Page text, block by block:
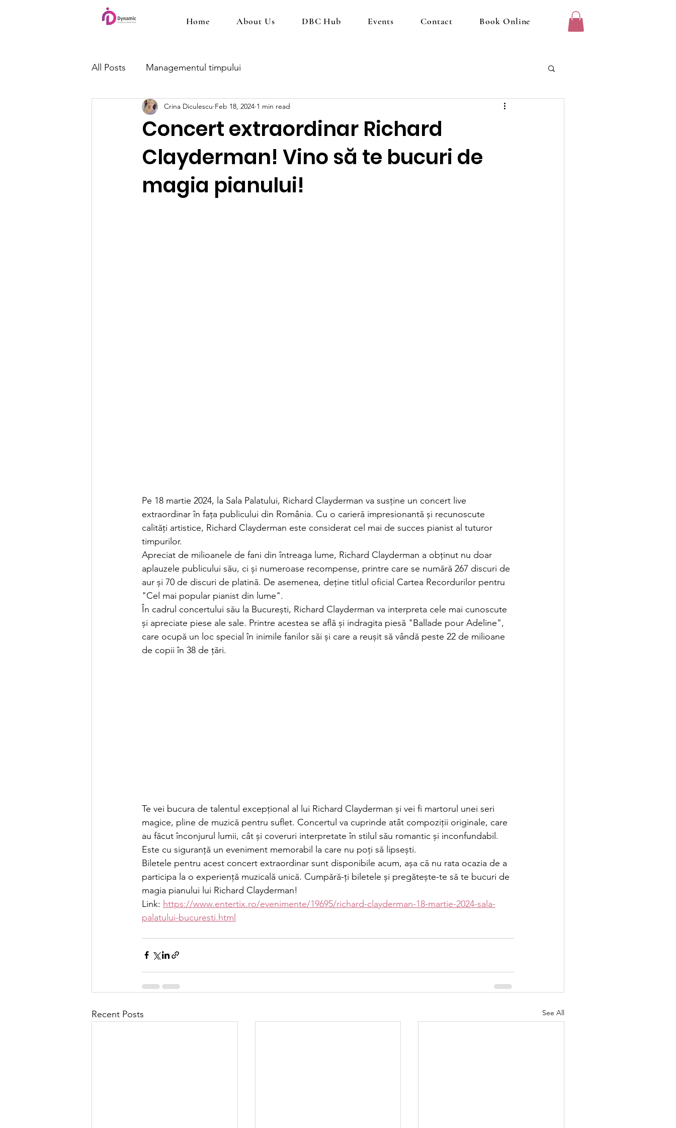
Home About Us DBC Hub Events Contact Book Online
All Posts Managementul timpului
Concert extraordinar Richard
Clayderman! Vino să te bucuri de
magia pianului!
Crina Diculescu Feb 18, 2024 1 min read
Pe 18 martie 2024, la Sala Palatului, Richard Clayderman va susține un concert live
extraordinar în fața publicului din România. Cu o carieră impresionantă și recunoscute
calități artistice, Richard Clayderman este considerat cel mai de succes pianist al tuturor
timpurilor.
Apreciat de milioanele de fani din întreaga lume, Richard Clayderman a obținut nu doar
aplauzele publicului său, ci și numeroase recompense, printre care se numără 267 discuri de
aur și 70 de discuri de platină. De asemenea, deține titlul oficial Cartea Recordurilor pentru
"Cel mai popular pianist din lume".
În cadrul concertului său la București, Richard Clayderman va interpreta cele mai cunoscute
și apreciate piese ale sale. Printre acestea se află și indragita piesă "Ballade pour Adeline",
care ocupă un loc special în inimile fanilor săi și care a reușit să vândă peste 22 de milioane
de copii în 38 de țări.
Te vei bucura de talentul excepțional al lui Richard Clayderman și vei fi martorul unei seri
magice, pline de muzică pentru suflet. Concertul va cuprinde atât compoziții originale, care
au făcut înconjurul lumii, cât și coveruri interpretate în stilul său romantic și inconfundabil.
Este cu siguranță un eveniment memorabil la care nu poți să lipsești.
Biletele pentru acest concert extraordinar sunt disponibile acum, așa că nu rata ocazia de a
participa la o experiență muzicală unică. Cumpără-ți biletele și pregătește-te să te bucuri de
magia pianului lui Richard Clayderman!
Link: https://www.entertix.ro/evenimente/19695/richard-clayderman-18-martie-2024-sala-
palatului-bucuresti.html
Recent Posts See All